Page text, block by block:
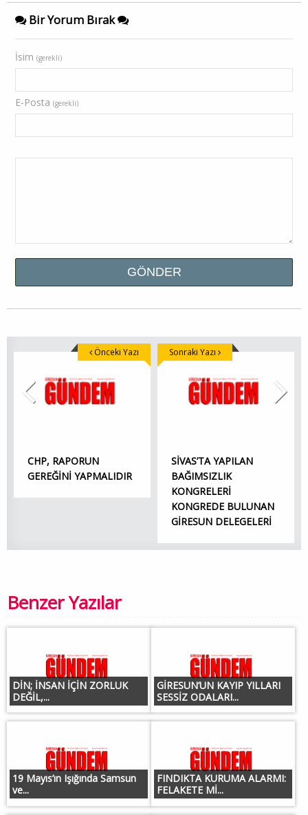
Bir Yorum Bırak
İsim (gerekli)
E-Posta (gerekli)
CHP, RAPORUN
GEREĞİNİ YAPMALIDIR
Önceki Yazı
SİVAS’TA YAPILAN
BAĞIMSIZLIK
KONGRELERİ
KONGREDE BULUNAN
GİRESUN DELEGELERİ
Sonraki Yazı
Benzer Yazılar
DİN; İNSAN İÇİN ZORLUK
DEĞİL,...
GİRESUN’UN KAYIP YILLARI
SESSİZ ODALARI...
19 Mayıs’ın Işığında Samsun
ve...
FINDIKTA KURUMA ALARMI:
FELAKETE Mİ...